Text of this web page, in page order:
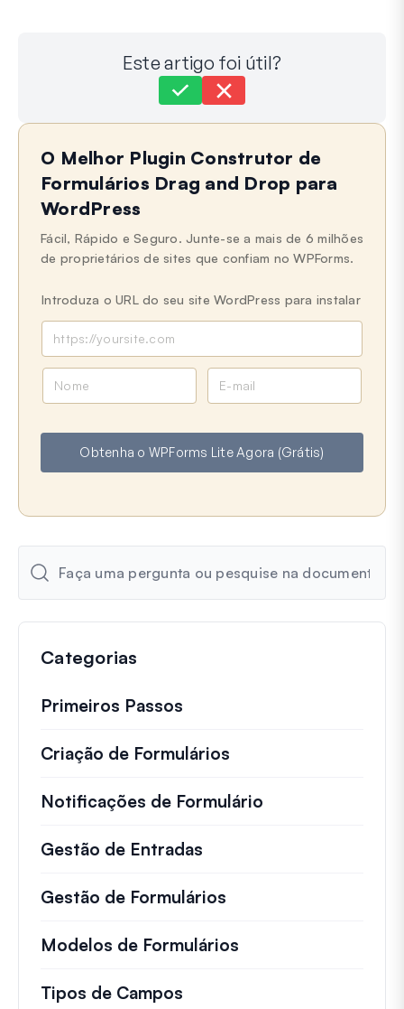
Este artigo foi útil?
Ainda preso?
Última atualização em 21 de maio de 2024
O Melhor Plugin Construtor de
Formulários Drag and Drop para
WordPress
Fácil, Rápido e Seguro. Junte-se a mais de 6 milhões
de proprietários de sites que confiam no WPForms.
Introduza o URL do seu site WordPress para instalar
e
i
Obtenha o WPForms Lite Agora (Grátis)
Categorias
Primeiros Passos
Criação de Formulários
Notificações de Formulário
Gestão de Entradas
Gestão de Formulários
Modelos de Formulários
Tipos de Campos